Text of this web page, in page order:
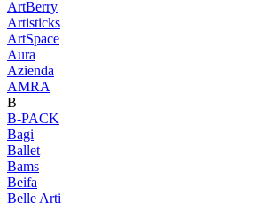
ArtBerry
Artisticks
ArtSpace
Aura
Azienda
AМRA
B
B-PACK
Bagi
Ballet
Bams
Beifa
Belle Arti